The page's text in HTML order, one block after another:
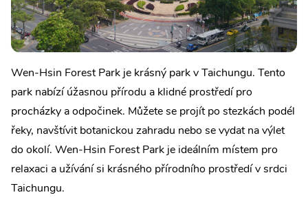
Wen-Hsin Forest Park je krásný park v Taichungu. Tento
park nabízí úžasnou přírodu a klidné prostředí pro
procházky a odpočinek. Můžete se projít po stezkách podél
řeky, navštívit botanickou zahradu nebo se vydat na výlet
do okolí. Wen-Hsin Forest Park je ideálním místem pro
relaxaci a užívání si krásného přírodního prostředí v srdci
Taichungu.